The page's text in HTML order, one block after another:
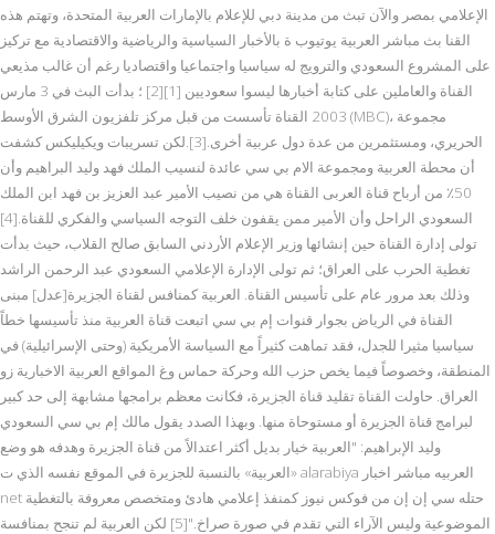
الإعلامي بمصر والآن تبث من مدينة دبي للإعلام بالإمارات العربية المتحدة، وتهتم هذه
القنا بث مباشر العربية يوتيوب ة بالأخبار السياسية والرياضية والاقتصادية مع تركيز
على المشروع السعودي والترويج له سياسيا واجتماعيا واقتصاديا رغم أن غالب مذيعي
القناة والعاملين على كتابة أخبارها ليسوا سعوديين [1][2] ؛ بدأت البث في 3 مارس
2003 القناة تأسست من قبل مركز تلفزيون الشرق الأوسط (MBC)، مجموعة
الحريري، ومستثمرين من عدة دول عربية أخرى.[3].لكن تسريبات ويكيليكس كشفت
أن محطة العربية ومجموعة الام بي سي عائدة لنسيب الملك فهد وليد البراهيم وأن
50٪ من أرباح قناة العربى القناة هي من نصيب الأمير عبد العزيز بن فهد ابن الملك
السعودي الراحل وأن الأمير ممن يقفون خلف التوجه السياسي والفكري للقناة.[4]
تولى إدارة القناة حين إنشائها وزير الإعلام الأردني السابق صالح القلاب، حيث بدأت
تغطية الحرب على العراق؛ ثم تولى الإدارة الإعلامي السعودي عبد الرحمن الراشد
وذلك بعد مرور عام على تأسيس القناة. العربية كمنافس لقناة الجزيرة[عدل] مبنى
القناة في الرياض بجوار قنوات إم بي سي اتبعت قناة العربية منذ تأسيسها خطاً
سياسيا مثيرا للجدل، فقد تماهت كثيراً مع السياسة الأمريكية (وحتى الإسرائيلية) في
المنطقة، وخصوصاً فيما يخص حزب الله وحركة حماس وغ المواقع العربية الاخبارية زو
العراق. حاولت القناة تقليد قناة الجزيرة، فكانت معظم برامجها مشابهة إلى حد كبير
لبرامج قناة الجزيرة أو مستوحاة منها. وبهذا الصدد يقول مالك إم بي سي السعودي
وليد الإبراهيم: "العربية خيار بديل أكثر اعتدالاً من قناة الجزيرة وهدفه هو وضع
«العربية» بالنسبة للجزيرة في الموقع نفسه الذي ت alarabiya العربيه مباشر اخبار
net حتله سي إن إن من فوكس نيوز كمنفذ إعلامي هادئ ومتخصص معروفة بالتغطية
الموضوعية وليس الآراء التي تقدم في صورة صراخ."[5] لكن العربية لم تنجح بمنافسة